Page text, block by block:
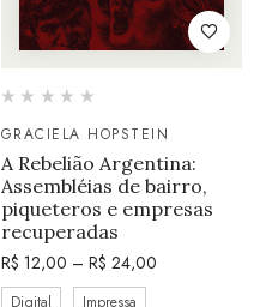
GRACIELA HOPSTEIN
A Rebelião Argentina:
Assembléias de bairro,
piqueteros e empresas
recuperadas
R$ 12,00 – R$ 24,00
Digital Impressa